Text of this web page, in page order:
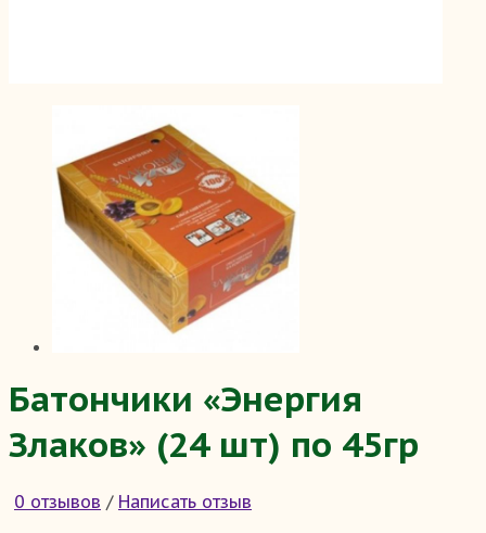
Батончики «Энергия
Злаков» (24 шт) по 45гр
0 отзывов / Написать отзыв